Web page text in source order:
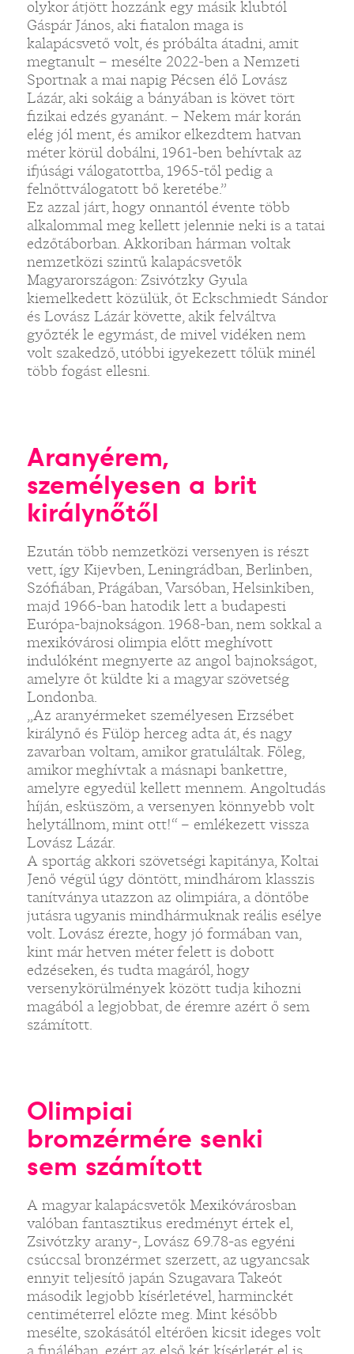
olykor átjött hozzánk egy másik klubtól
Gáspár János, aki fiatalon maga is
kalapácsvető volt, és próbálta átadni, amit
megtanult – mesélte 2022-ben a Nemzeti
Sportnak a mai napig Pécsen élő Lovász
Lázár, aki sokáig a bányában is követ tört
fizikai edzés gyanánt. – Nekem már korán
elég jól ment, és amikor elkezdtem hatvan
méter körül dobálni, 1961-ben behívtak az
ifjúsági válogatottba, 1965-től pedig a
felnőttválogatott bő keretébe.”
Ez azzal járt, hogy onnantól évente több
alkalommal meg kellett jelennie neki is a tatai
edzőtáborban. Akkoriban hárman voltak
nemzetközi szintű kalapácsvetők
Magyarországon: Zsivótzky Gyula
kiemelkedett közülük, őt Eckschmiedt Sándor
és Lovász Lázár követte, akik felváltva
győzték le egymást, de mivel vidéken nem
volt szakedző, utóbbi igyekezett tőlük minél
több fogást ellesni.
Aranyérem,
személyesen a brit
királynőtől
Ezután több nemzetközi versenyen is részt
vett, így Kijevben, Leningrádban, Berlinben,
Szófiában, Prágában, Varsóban, Helsinkiben,
majd 1966-ban hatodik lett a budapesti
Európa-bajnokságon. 1968-ban, nem sokkal a
mexikóvárosi olimpia előtt meghívott
indulóként megnyerte az angol bajnokságot,
amelyre őt küldte ki a magyar szövetség
Londonba.
„Az aranyérmeket személyesen Erzsébet
királynő és Fülöp herceg adta át, és nagy
zavarban voltam, amikor gratuláltak. Főleg,
amikor meghívtak a másnapi bankettre,
amelyre egyedül kellett mennem. Angoltudás
híján, esküszöm, a versenyen könnyebb volt
helytállnom, mint ott!“ – emlékezett vissza
Lovász Lázár.
A sportág akkori szövetségi kapitánya, Koltai
Jenő végül úgy döntött, mindhárom klasszis
tanítványa utazzon az olimpiára, a döntőbe
jutásra ugyanis mindhármuknak reális esélye
volt. Lovász érezte, hogy jó formában van,
kint már hetven méter felett is dobott
edzéseken, és tudta magáról, hogy
versenykörülmények között tudja kihozni
magából a legjobbat, de éremre azért ő sem
számított.
Olimpiai
bromzérmére senki
sem számított
A magyar kalapácsvetők Mexikóvárosban
valóban fantasztikus eredményt értek el,
Zsivótzky arany-, Lovász 69.78-as egyéni
csúccsal bronzérmet szerzett, az ugyancsak
ennyit teljesítő japán Szugavara Takeót
második legjobb kísérletével, harminckét
centiméterrel előzte meg. Mint később
mesélte, szokásától eltérően kicsit ideges volt